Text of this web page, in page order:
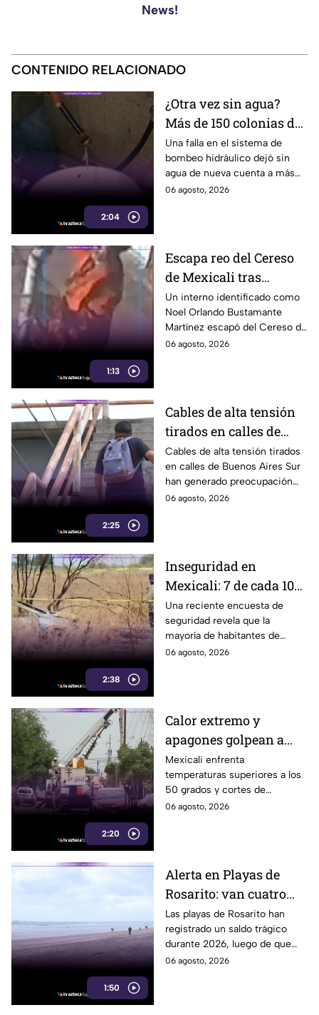
News!
CONTENIDO RELACIONADO
2:04
¿Otra vez sin agua?
Más de 150 colonias de
Tijuana enfrentan
cortes por falla de
CESPT
Una falla en el sistema de
bombeo hidráulico dejó sin
agua de nueva cuenta a más
de 150 colonias de Tijuana,
06 agosto, 2026
1:13
Escapa reo del Cereso
de Mexicali tras
audiencia inicial; fue
localizado horas
después
Un interno identificado como
Noel Orlando Bustamante
Martínez escapó del Cereso de
Mexicali tras una audiencia
06 agosto, 2026
2:25
Cables de alta tensión
tirados en calles de
Buenos Aires Sur
representan un riesgo
para peatones en
Tijuana
Cables de alta tensión tirados
en calles de Buenos Aires Sur
han generado preocupación
entre vecinos, luego de que un
06 agosto, 2026
2:38
Inseguridad en
Mexicali: 7 de cada 10
habitantes sienten
temor de vivir en la
capital cachanilla
Una reciente encuesta de
seguridad revela que la
mayoría de habitantes de
Mexicali mantiene una
06 agosto, 2026
2:20
Calor extremo y
apagones golpean a
Mexicali; cachanillas
enfrentan riesgos por
falta de electricidad
Mexicali enfrenta
temperaturas superiores a los
50 grados y cortes de
electricidad que generan
06 agosto, 2026
1:50
Alerta en Playas de
Rosarito: van cuatro
ahogados en playas en
lo que va del año
Las playas de Rosarito han
registrado un saldo trágico
durante 2026, luego de que
cuatro personas perdieran la
06 agosto, 2026